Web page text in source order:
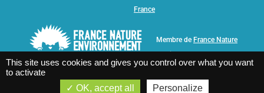
France
Membre de France Nature
This site uses cookies and gives you control over what you want
to activate
OK, accept all
Personalize